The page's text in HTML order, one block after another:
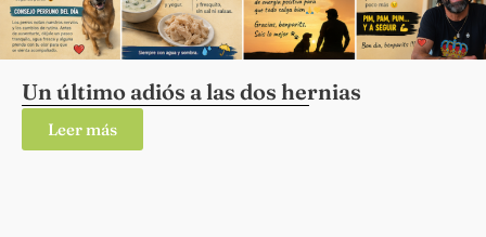
Un último adiós a las dos hernias
Leer más